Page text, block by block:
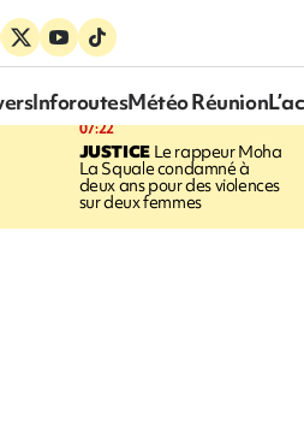
InforoutesMétéo Réunion
07:22
JUSTICELe rappeur Moha
La Squale condamné à
deux ans pour des violences
sur deux femmes